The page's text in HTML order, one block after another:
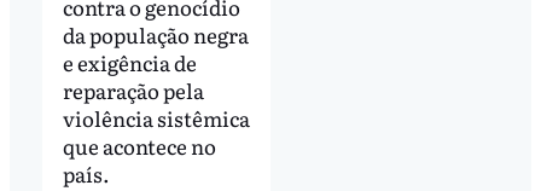
contra o genocídio
da população negra
e exigência de
reparação pela
violência sistêmica
que acontece no
país.